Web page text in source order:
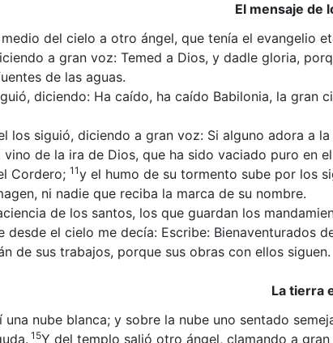
El mensaje de
del cielo a otro ángel, que tenía el evangelio
a gran voz: Temed a Dios, y dadle gloria,
de las aguas.
diciendo: Ha caído, ha caído Babilonia, la
los siguió, diciendo a gran voz: Si alguno adora a
de la ira de Dios, que ha sido vaciado puro en
Cordero; 11y el humo de su tormento sube por los
ni nadie que reciba la marca de su nombre.
de los santos, los que guardan los
desde el cielo me decía: Escribe: Bienaventurados
de sus trabajos, porque sus obras con ellos siguen.
La tierra
una nube blanca; y sobre la nube uno sentado
15Y del templo salió otro ángel, clamando a